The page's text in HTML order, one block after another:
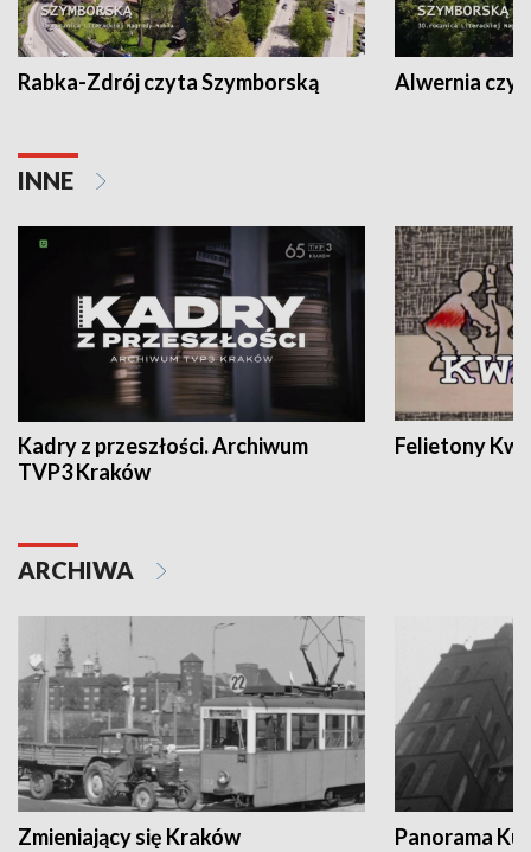
Rabka-Zdrój czyta Szymborską Alwernia
INNE
Kadry z przeszłości. Archiwum
TVP3 Kraków
Felietony
ARCHIWA
Zmieniający się Kraków Panorama